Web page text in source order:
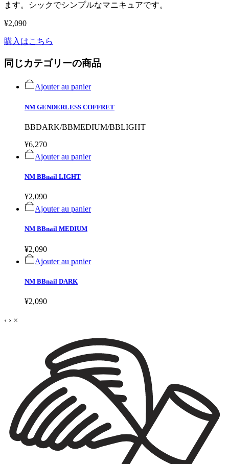
ます。シックでシンプルなマニキュアです。
¥2,090
購入はこちら
同じカテゴリーの商品
Ajouter au panier
NM GENDERLESS COFFRET
BBDARK/BBMEDIUM/BBLIGHT
¥6,270
Ajouter au panier
NM BBnail LIGHT
¥2,090
Ajouter au panier
NM BBnail MEDIUM
¥2,090
Ajouter au panier
NM BBnail DARK
¥2,090
‹ › ×